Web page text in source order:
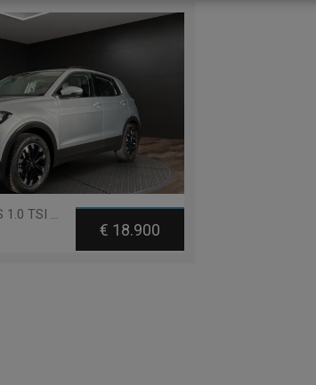
Volkswagen T-CROSS 1.0 TSI 110 CV ADVANCED
€ 18.900